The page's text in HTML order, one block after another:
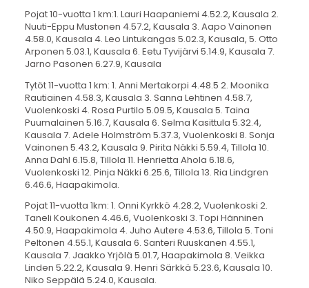
Pojat 10-vuotta 1 km:1. Lauri Haapaniemi 4.52.2, Kausala 2.
Nuuti-Eppu Mustonen 4.57.2, Kausala 3. Aapo Vainonen
4.58.0, Kausala 4. Leo Lintukangas 5.02.3, Kausala, 5. Otto
Arponen 5.03.1, Kausala 6. Eetu Tyvijärvi 5.14.9, Kausala 7.
Jarno Pasonen 6.27.9, Kausala
Tytöt 11-vuotta 1 km: 1. Anni Mertakorpi 4.48.5 2. Moonika
Rautiainen 4.58.3, Kausala 3. Sanna Lehtinen 4.58.7,
Vuolenkoski 4. Rosa Purtilo 5.09.5, Kausala 5. Taina
Puumalainen 5.16.7, Kausala 6. Selma Kasittula 5.32.4,
Kausala 7. Adele Holmström 5.37.3, Vuolenkoski 8. Sonja
Vainonen 5.43.2, Kausala 9. Pirita Näkki 5.59.4, Tillola 10.
Anna Dahl 6.15.8, Tillola 11. Henrietta Ahola 6.18.6,
Vuolenkoski 12. Pinja Näkki 6.25.6, Tillola 13. Ria Lindgren
6.46.6, Haapakimola.
Pojat 11-vuotta 1km: 1. Onni Kyrkkö 4.28.2, Vuolenkoski 2.
Taneli Koukonen 4.46.6, Vuolenkoski 3. Topi Hänninen
4.50.9, Haapakimola 4. Juho Autere 4.53.6, Tillola 5. Toni
Peltonen 4.55.1, Kausala 6. Santeri Ruuskanen 4.55.1,
Kausala 7. Jaakko Yrjölä 5.01.7, Haapakimola 8. Veikka
Linden 5.22.2, Kausala 9. Henri Särkkä 5.23.6, Kausala 10.
Niko Seppälä 5.24.0, Kausala.